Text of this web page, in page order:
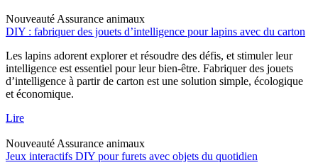
Nouveauté Assurance animaux
DIY : fabriquer des jouets d’intelligence pour lapins avec du carton
Les lapins adorent explorer et résoudre des défis, et stimuler leur
intelligence est essentiel pour leur bien-être. Fabriquer des jouets
d’intelligence à partir de carton est une solution simple, écologique
et économique.
Lire
Nouveauté Assurance animaux
Jeux interactifs DIY pour furets avec objets du quotidien